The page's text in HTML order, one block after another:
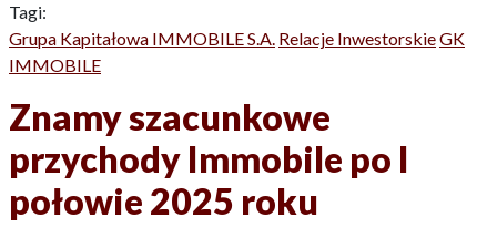
Tagi:
Grupa Kapitałowa IMMOBILE S.A. Relacje InwestorskieGK
IMMOBILE
Znamy szacunkowe
przychody Immobile po I
połowie 2025 roku